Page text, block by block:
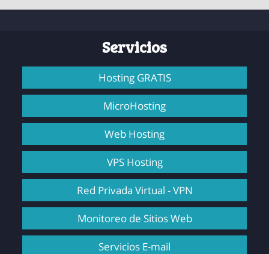
Servicios
Hosting GRATIS
MicroHosting
Web Hosting
VPS Hosting
Red Privada Virtual - VPN
Monitoreo de Sitios Web
Servicios E-mail